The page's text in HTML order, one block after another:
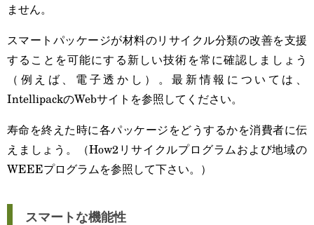
ません。
スマートパッケージが材料のリサイクル分類の改善を支援
することを可能にする新しい技術を常に確認しましょう
（例えば、電子透かし）。最新情報については、
IntellipackのWebサイトを参照してください。
寿命を終えた時に各パッケージをどうするかを消費者に伝
えましょう。（How2リサイクルプログラムおよび地域の
WEEEプログラムを参照して下さい。）
スマートな機能性